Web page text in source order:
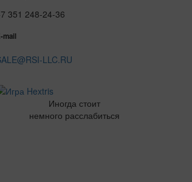
351 248-24-36
mail
LLC.RU
Иногда стоит
немного расслабиться